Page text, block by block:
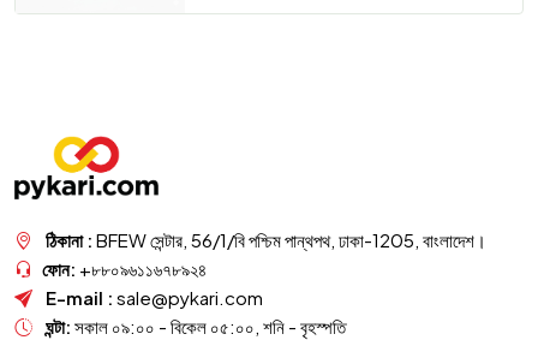
ঠিকানা : BFEW সেন্টার, 56/1/বি পশ্চিম পান্থপথ, ঢাকা-1205, বাংলাদেশ।
ফোন: +৮৮০৯৬১১৬৭৮৯২৪
E-mail : sale@pykari.com
ঘন্টা: সকাল ০৯:০০ - বিকেল ০৫:০০, শনি - বৃহস্পতি